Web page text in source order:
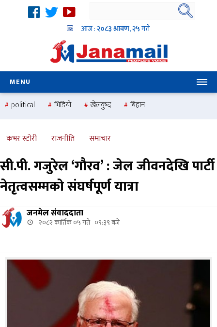
आज :२०८३ श्रावण, २५गते
MENU
political भिडियो खेलकुद
बिहान
national
health
कभर स्टोरी राजनीति समाचार
सी.पी. गजुरेल ‘गौरव’ : जेल जीवनदेखि पार्टी
नेतृत्वसम्मको संघर्षपूर्ण यात्रा
जनमेल संवाददाता
२०८२ कार्तिक ०५ गते ०९:३९ बजे